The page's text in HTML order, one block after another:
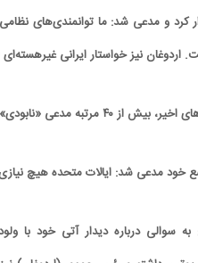
کرد و مدعی شد: ما توانمندی‌های نظامی
نیز خواستار ایرانی
مدعی شد: ایالات متحده هیچ نیازی
سوالی درباره دیدار آتی خود با